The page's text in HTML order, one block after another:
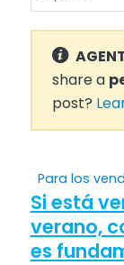
share a
post?
Para los
Si está
verano,
es